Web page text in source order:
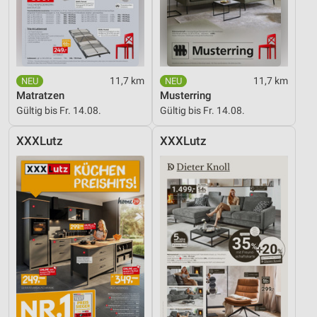
11,7 km
Matratzen
Gültig bis Fr. 14.08.
11,7 km
Musterring
Gültig bis Fr. 14.08.
XXXLutz XXXLutz
Verwendung genauer Standortdaten
Geräte anhand von aktiv angeforderten
Informationen identifizieren
Nicht-IAB-Verarbeitungszwecke:
Notwendig
Funktional